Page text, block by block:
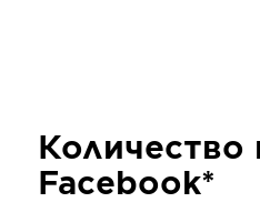
Количество
Facebook*